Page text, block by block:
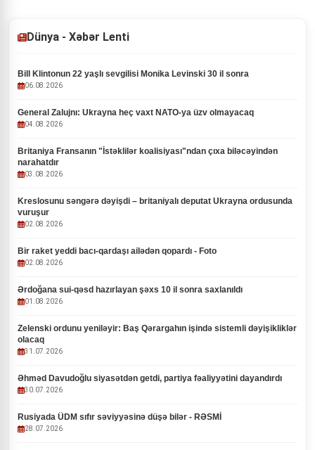
Dünya - Xəbər Lenti
Bill Klintonun 22 yaşlı sevgilisi Monika Levinski 30 il sonra
06.08.2026
General Zalujnı: Ukrayna heç vaxt NATO-ya üzv olmayacaq
04.08.2026
Britaniya Fransanın "İstəklilər koalisiyası"ndan çıxa biləcəyindən
narahatdır
03.08.2026
Kreslosunu səngərə dəyişdi – britaniyalı deputat Ukrayna ordusunda
vuruşur
02.08.2026
Bir raket yeddi bacı-qardaşı ailədən qopardı - Foto
02.08.2026
Ərdoğana sui-qəsd hazırlayan şəxs 10 il sonra saxlanıldı
01.08.2026
Zelenski ordunu yeniləyir: Baş Qərargahın işində sistemli dəyişikliklər
olacaq
31.07.2026
Əhməd Davudoğlu siyasətdən getdi, partiya fəaliyyətini dayandırdı
30.07.2026
Rusiyada ÜDM sıfır səviyyəsinə düşə bilər - RƏSMİ
28.07.2026